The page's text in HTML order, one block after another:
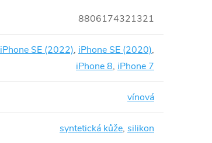
8806174321321
iPhone SE (2022), iPhone SE (2020),
iPhone 8, iPhone 7
vínová
syntetická kůže, silikon